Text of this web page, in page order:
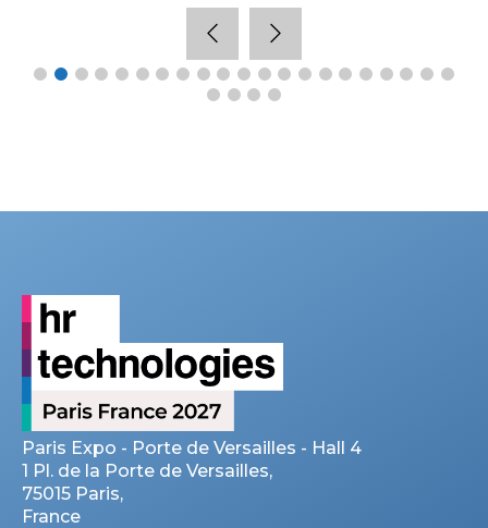
Paris Expo - Porte de Versailles - Hall 4
1 Pl. de la Porte de Versailles,
75015 Paris,
France